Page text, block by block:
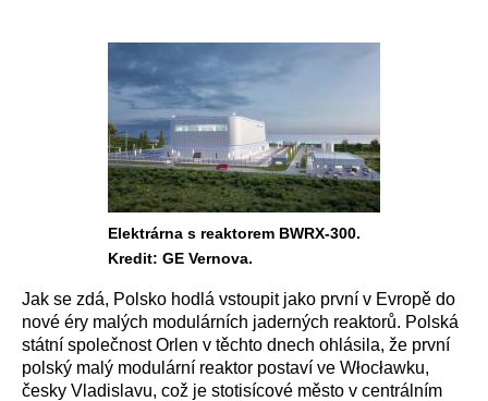
Elektrárna s reaktorem BWRX-300.
Kredit: GE Vernova.
Jak se zdá, Polsko hodlá vstoupit jako první v Evropě do
nové éry malých modulárních jaderných reaktorů. Polská
státní společnost Orlen v těchto dnech ohlásila, že první
polský malý modulární reaktor postaví ve Włocławku,
česky Vladislavu, což je stotisícové město v centrálním